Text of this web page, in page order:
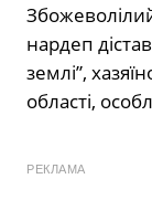
нардеп
землі”,
області,
РЕКЛАМА